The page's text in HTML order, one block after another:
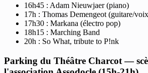
16h45 : Adam Nieuwjaer (piano)
17h : Thomas Demengeot (guitare/
17h30 : Markana (électro pop)
18h15 : Marching Band
20h : So What, tribute to P!nk
Parking du Théâtre Charcot —